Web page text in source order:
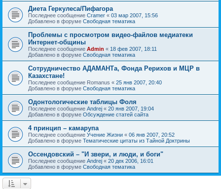
Диета Геркулеса/Пифагора
Последнее сообщение Cramer « 03 мар 2007, 15:56
Добавлено в форуме Свободная тематика
Проблемы с просмотром видео-файлов медиатеки
Интернет-общины
Последнее сообщение Admin « 18 фев 2007, 18:11
Добавлено в форуме Свободная тематика
Сотрудничество АДАМАНТа, Фонда Рерихов и МЦР в
Казахстане!
Последнее сообщение Romanus « 25 янв 2007, 20:40
Добавлено в форуме Свободная тематика
Одонтологические таблицы Фоля
Последнее сообщение Andrej « 20 янв 2007, 19:04
Добавлено в форуме Обсуждение статей сайта
4 принцип – камарупа
Последнее сообщение Учение Жизни « 06 янв 2007, 20:52
Добавлено в форуме Тематические цитаты из Тайной Доктрины
Оссендовский – "И звери, и люди, и боги"
Последнее сообщение Andrej « 20 дек 2006, 16:01
Добавлено в форуме Свободная тематика